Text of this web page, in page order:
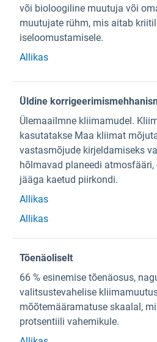
või bioloogiline muutuja või
muutujate rühm, mis aitab
iseloomustamisele.
Allikas
Üldine
Ülemaailmne kliimamudel.
kasutatakse Maa kliimat
vastasmõjude kirjeldamiseks
hõlmavad planeedi
jääga kaetud piirkondi.
Allikas
Allikas
Tõenäoliselt
66 % esinemise tõenäosus,
valitsustevahelise
mõõtemääramatuse skaalal,
protsentiili vahemikule.